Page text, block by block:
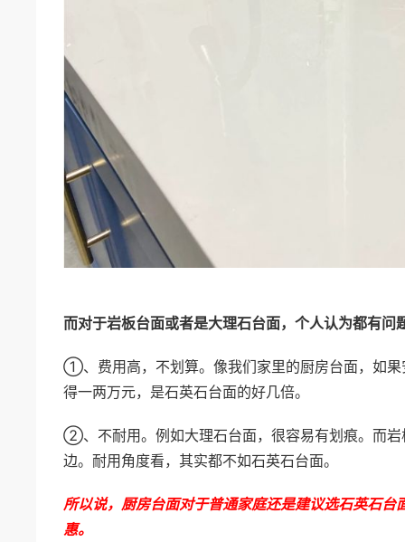
而对于岩板台面或者是大理石台面，个人认为都有问
①、费用高，不划算。像我们家里的厨房台面，如果
得一两万元，是石英石台面的好几倍。
②、不耐用。例如大理石台面，很容易有划痕。而岩
边。耐用角度看，其实都不如石英石台面。
所以说，厨房台面对于普通家庭还是建议选石英石台
惠。